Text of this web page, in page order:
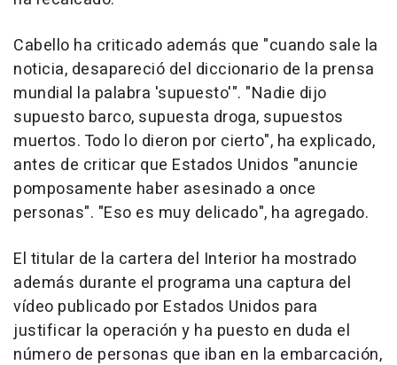
Cabello ha criticado además que "cuando sale la
noticia, desapareció del diccionario de la prensa
mundial la palabra 'supuesto'". "Nadie dijo
supuesto barco, supuesta droga, supuestos
muertos. Todo lo dieron por cierto", ha explicado,
antes de criticar que Estados Unidos "anuncie
pomposamente haber asesinado a once
personas". "Eso es muy delicado", ha agregado.
El titular de la cartera del Interior ha mostrado
además durante el programa una captura del
vídeo publicado por Estados Unidos para
justificar la operación y ha puesto en duda el
número de personas que iban en la embarcación,